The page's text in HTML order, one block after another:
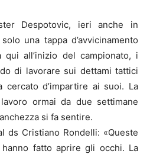
Despotovic, ieri anche in
una tappa d’avvicinamento
qui all’inizio del campionato, i
di lavorare sui dettami tattici
d’impartire ai suoi. La
ormai da due settimane
si fa sentire.
ds Cristiano Rondelli: «Queste
fatto aprire gli occhi. La